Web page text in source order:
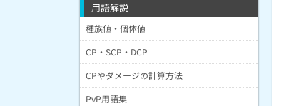
用語解説
種族値・個体値
CP・SCP・DCP
CPやダメージの計算方法
PvP用語集